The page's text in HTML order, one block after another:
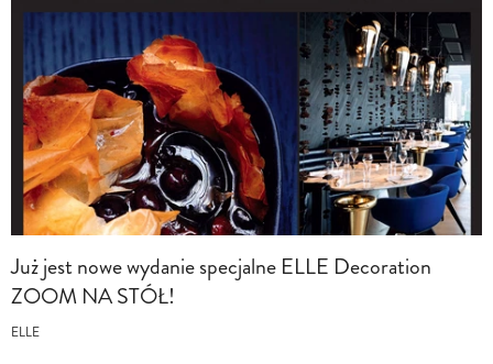
Już jest nowe wydanie specjalne ELLE Decoration
ZOOM NA STÓŁ!
ELLE